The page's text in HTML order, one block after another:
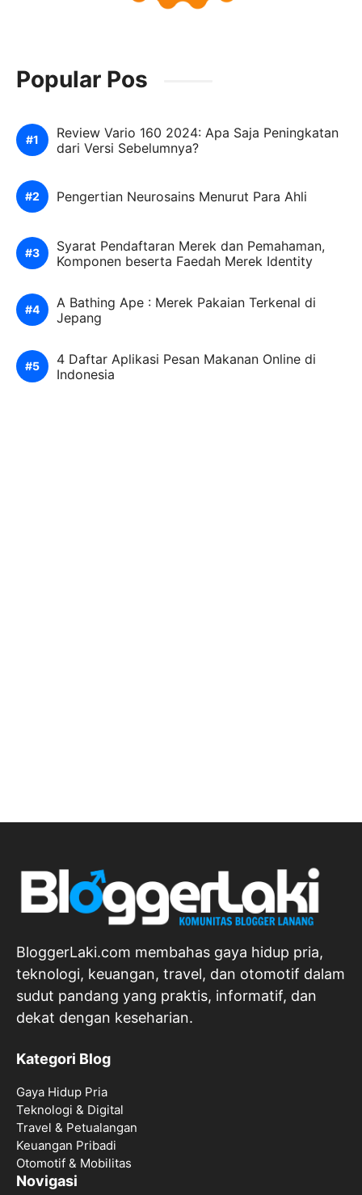
Popular Pos
Review Vario 160 2024: Apa Saja Peningkatan
dari Versi Sebelumnya?
Pengertian Neurosains Menurut Para Ahli
Syarat Pendaftaran Merek dan Pemahaman,
Komponen beserta Faedah Merek Identity
A Bathing Ape : Merek Pakaian Terkenal di
Jepang
4 Daftar Aplikasi Pesan Makanan Online di
Indonesia
BloggerLaki.com membahas gaya hidup pria,
teknologi, keuangan, travel, dan otomotif dalam
sudut pandang yang praktis, informatif, dan
dekat dengan keseharian.
Kategori Blog
Gaya Hidup Pria
Teknologi & Digital
Travel & Petualangan
Keuangan Pribadi
Otomotif & Mobilitas
Novigasi